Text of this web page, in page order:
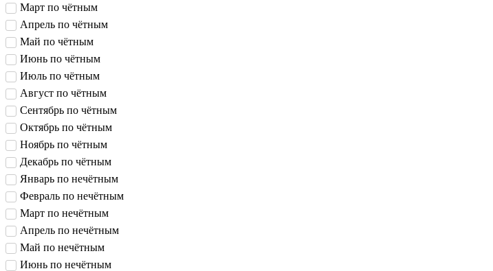
Март по чётным
Апрель по чётным
Май по чётным
Июнь по чётным
Июль по чётным
Август по чётным
Сентябрь по чётным
Октябрь по чётным
Ноябрь по чётным
Декабрь по чётным
Январь по нечётным
Февраль по нечётным
Март по нечётным
Апрель по нечётным
Май по нечётным
Июнь по нечётным